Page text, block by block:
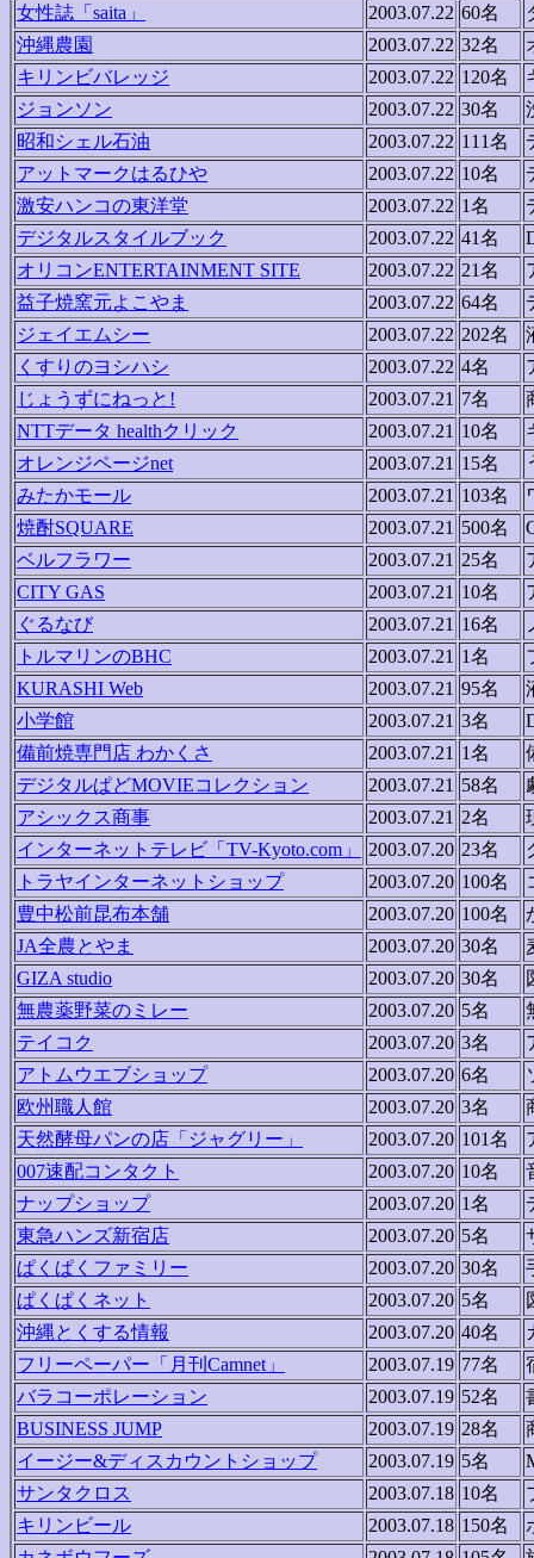
女性誌「saita」
2003.07.22 60名
沖縄農園
2003.07.22 32名
キリンビバレッジ
2003.07.22 120名
ジョンソン
2003.07.22 30名
昭和シェル石油
2003.07.22 111名
アットマークはるひや
2003.07.22 10名
激安ハンコの東洋堂
2003.07.22 1名
デジタルスタイルブック
2003.07.22 41名
オリコンENTERTAINMENT SITE
2003.07.22 21名
益子焼窯元よこやま
2003.07.22 64名
ジェイエムシー
2003.07.22 202名
くすりのヨシハシ
2003.07.22 4名
じょうずにねっと!
2003.07.21 7名
NTTデータ healthクリック
2003.07.21 10名
オレンジページnet
2003.07.21 15名
みたかモール
2003.07.21 103名
焼酎SQUARE
2003.07.21 500名
ベルフラワー
2003.07.21 25名
CITY GAS
2003.07.21 10名
ぐるなび
2003.07.21 16名
トルマリンのBHC
2003.07.21 1名
KURASHI Web
2003.07.21 95名
小学館
2003.07.21 3名
備前焼専門店 わかくさ
2003.07.21 1名
デジタルぱどMOVIEコレクション
2003.07.21 58名
アシックス商事
2003.07.21 2名
インターネットテレビ「TV-Kyoto.com」
2003.07.20 23名
トラヤインターネットショップ
2003.07.20 100名
豊中松前昆布本舗
2003.07.20 100名
JA全農とやま
2003.07.20 30名
GIZA studio
2003.07.20 30名
無農薬野菜のミレー
2003.07.20 5名
テイコク
2003.07.20 3名
アトムウエブショップ
2003.07.20 6名
欧州職人館
2003.07.20 3名
天然酵母パンの店「ジャグリー」
2003.07.20 101名
007速配コンタクト
2003.07.20 10名
ナップショップ
2003.07.20 1名
東急ハンズ新宿店
2003.07.20 5名
ぱくぱくファミリー
2003.07.20 30名
ぱくぱくネット
2003.07.20 5名
沖縄とくする情報
2003.07.20 40名
フリーペーパー「月刊Camnet」
2003.07.19 77名
バラコーポレーション
2003.07.19 52名
BUSINESS JUMP
2003.07.19 28名
イージー&ディスカウントショップ
2003.07.19 5名
サンタクロス
2003.07.18 10名
キリンビール
2003.07.18 150名